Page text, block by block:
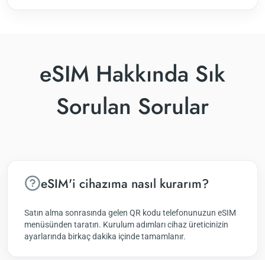
eSIM Hakkında Sık
Sorulan Sorular
eSIM'i cihazıma nasıl kurarım?
Satın alma sonrasında gelen QR kodu telefonunuzun eSIM
menüsünden taratın. Kurulum adımları cihaz üreticinizin
ayarlarında birkaç dakika içinde tamamlanır.